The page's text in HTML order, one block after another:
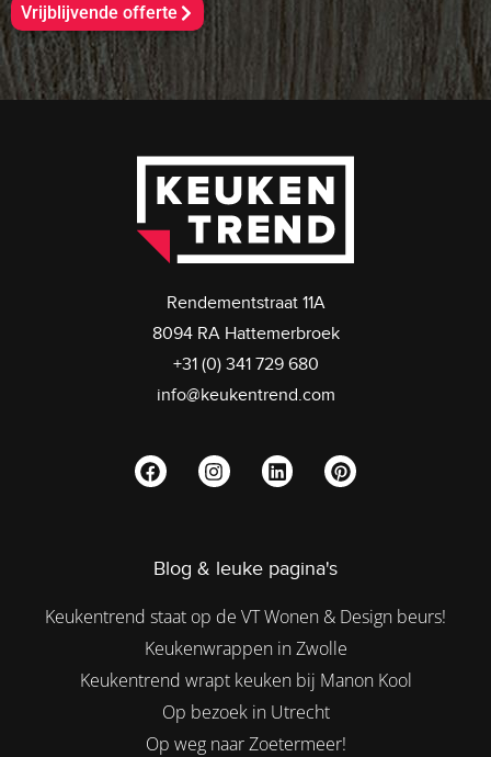
Vrijblijvende offerte
Rendementstraat 11A
8094 RA Hattemerbroek
+31 (0) 341 729 680
info@keukentrend.com
Blog & leuke pagina's
Keukentrend staat op de VT Wonen & Design beurs!
Keukenwrappen in Zwolle
Keukentrend wrapt keuken bij Manon Kool
Op bezoek in Utrecht
Op weg naar Zoetermeer!